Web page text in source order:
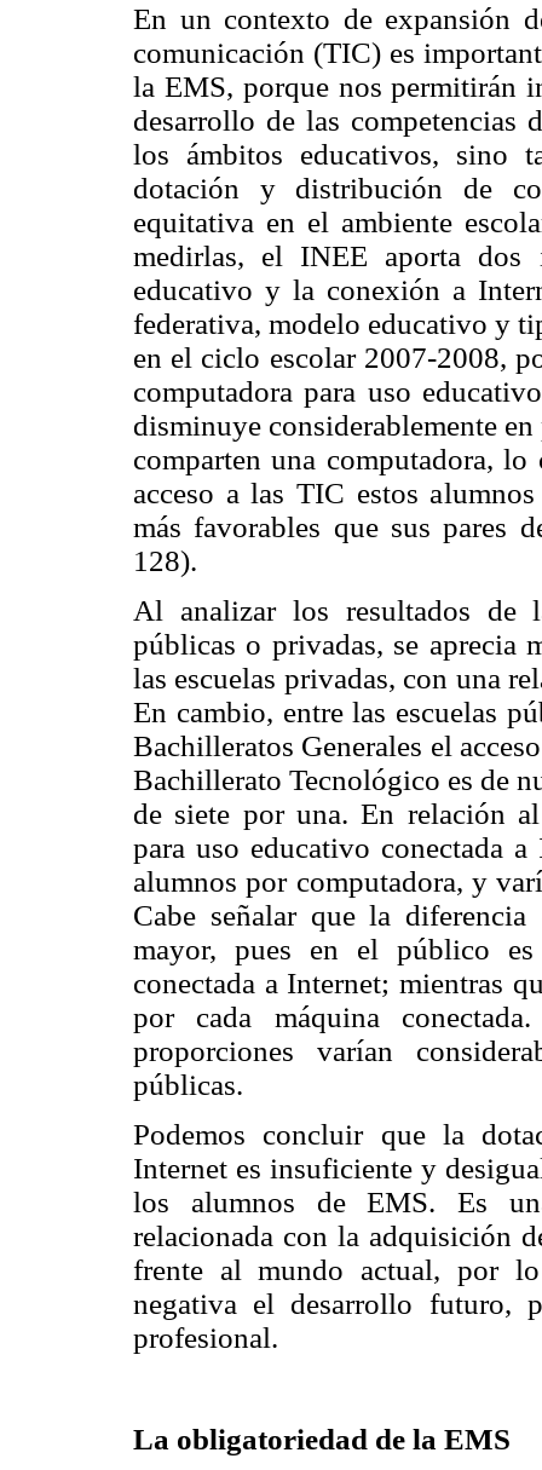
En un contexto de expansión
comunicación (TIC) es
la EMS, porque nos permitirán
desarrollo de las competencias
los ámbitos educativos, sino
dotación y distribución de
equitativa en el ambiente
medirlas, el INEE aporta dos
educativo y la conexión a
federativa, modelo educativo y
en el ciclo escolar 2007-2008,
computadora para uso
disminuye considerablemente
comparten una computadora,
acceso a las TIC estos
más favorables que sus pares
128).
Al analizar los resultados de
públicas o privadas, se aprecia
las escuelas privadas, con una
En cambio, entre las escuelas
Bachilleratos Generales el
Bachillerato Tecnológico es de
de siete por una. En relación
para uso educativo conectada
alumnos por computadora, y
Cabe señalar que la
mayor, pues en el público
conectada a Internet; mientras
por cada máquina
proporciones varían
públicas.
Podemos concluir que la
Internet es insuficiente y
los alumnos de EMS. Es
relacionada con la adquisición
frente al mundo actual, por
negativa el desarrollo futuro,
profesional.
La obligatoriedad de la EMS